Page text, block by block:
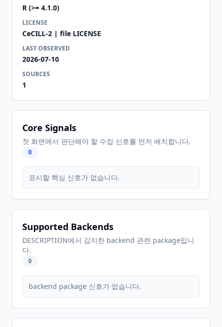
R (>= 4.1.0)
LICENSE
CeCILL-2 | file LICENSE
LAST OBSERVED
2026-07-10
SOURCES
1
Core Signals
첫 화면에서 판단해야 할 수집 신호를 먼저 배치합니다.
0
표시할 핵심 신호가 없습니다.
Supported Backends
DESCRIPTION에서 감지한 backend 관련 package입니
다.
0
backend package 신호가 없습니다.